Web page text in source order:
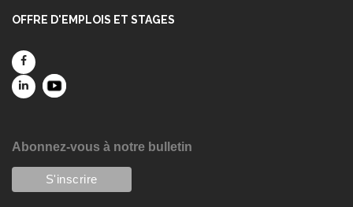
OFFRE D'EMPLOIS ET STAGES
Abonnez-vous à notre bulletin